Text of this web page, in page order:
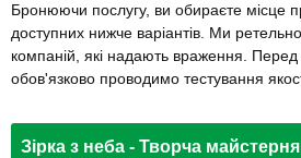
Бронюючи послугу, ви обираєте місце
доступних нижче варіантів. Ми
компаній, які надають враження. Перед
обов'язково проводимо тестування
Зірка з неба - Творча